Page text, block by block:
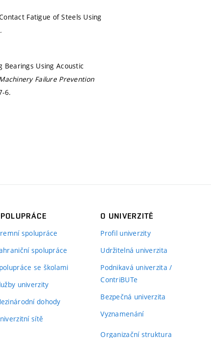
Fatigue of Steels Using
Bearings Using Acoustic
Failure Prevention
6.
spolupráce
spolupráce
se školami
univerzity
dohody
sítě
O UNIVERZITĚ
Profil univerzity
Udržitelná univerzita
Podnikavá univerzita /
ContriBUTe
Bezpečná univerzita
Vyznamenání
Organizační struktura